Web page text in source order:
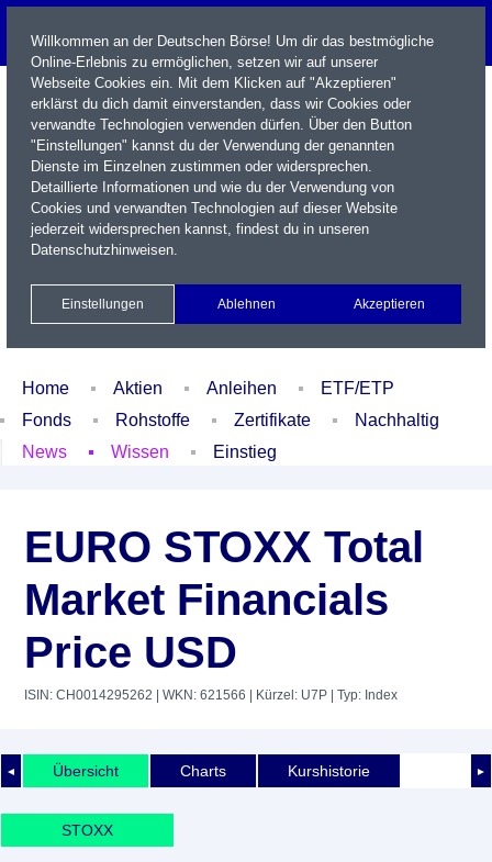
Name / WKN / ISIN / Kürzel
Xetra Realtime
Watchlist Portfolio Login
Home Aktien Anleihen
ETF/ETP
Fonds
Rohstoffe Zertifikate
Nachhaltig
News
Wissen Einstieg
EURO STOXX Total
Market Financials
Price USD
ISIN: CH0014295262 | WKN: 621566 | Kürzel: U7P | Typ: Index
◄ ►
Übersicht Charts Kurshistorie
STOXX
Willkommen an der Deutschen Börse! Um dir das bestmögliche
Online-Erlebnis zu ermöglichen, setzen wir auf unserer
Webseite Cookies ein. Mit dem Klicken auf "Akzeptieren"
erklärst du dich damit einverstanden, dass wir Cookies oder
verwandte Technologien verwenden dürfen. Über den Button
"Einstellungen" kannst du der Verwendung der genannten
Dienste im Einzelnen zustimmen oder widersprechen.
Detaillierte Informationen und wie du der Verwendung von
Cookies und verwandten Technologien auf dieser Website
jederzeit widersprechen kannst, findest du in unseren
Datenschutzhinweisen.
Einstellungen Ablehnen Akzeptieren